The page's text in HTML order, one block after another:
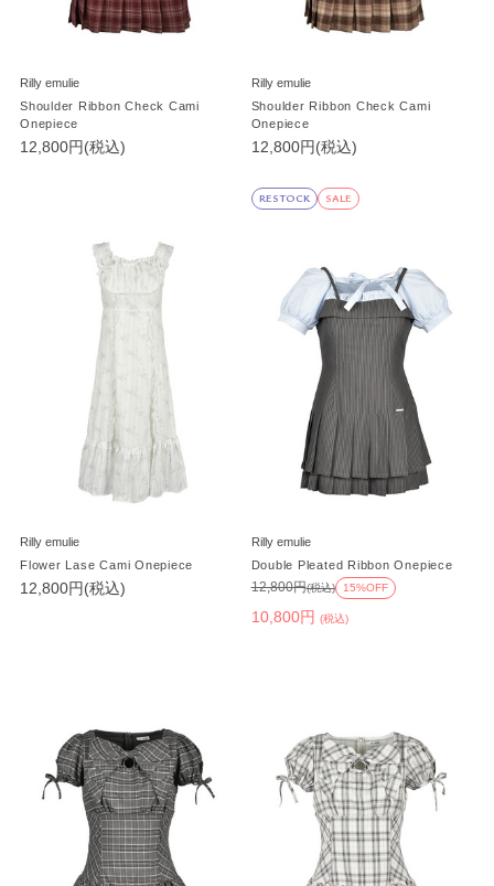
Rilly emulie
Shoulder Ribbon Check Cami
Onepiece
12,800円(税込)
Rilly emulie
Shoulder Ribbon Check Cami
Onepiece
12,800円(税込)
Rilly emulie
Flower Lase Cami Onepiece
12,800円(税込)
RESTOCK SALE
Rilly emulie
Double Pleated Ribbon Onepiece
10,800円 (税込)
12,800円(税込) 15%OFF